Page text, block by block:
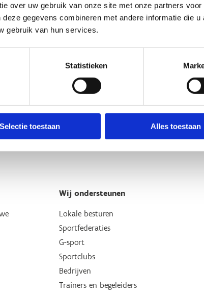
over uw gebruik van onze site met onze partners voor
gegevens combineren met andere informatie die u
gebruik van hun services.
Statistieken
Selectie toestaan Alles toestaan
Wij ondersteunen
Lokale besturen
Sportfederaties
G-sport
Sportclubs
Bedrijven
Trainers en begeleiders